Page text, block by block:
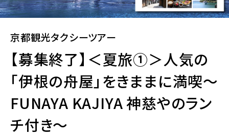
京都観光タクシーツアー
【募集終了】＜夏旅①＞人気の
「伊根の舟屋」をきままに満喫～
FUNAYA KAJIYA 神慈やのラン
チ付き～